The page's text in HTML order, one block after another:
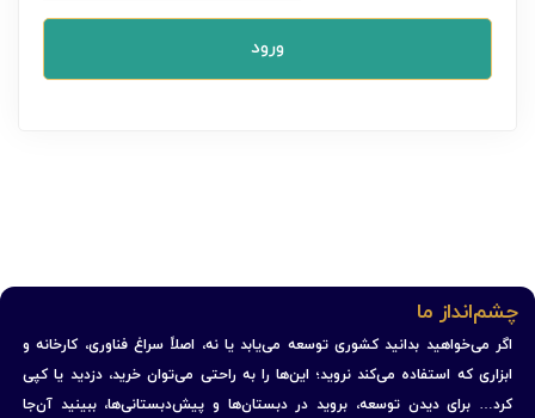
ورود
چشم‌انداز ما
اگر می‌خواهید بدانید کشوری توسعه می‌یابد یا نه، اصلاً سراغ فناوری، کارخانه و
ابزاری که استفاده می‌کند نروید؛ این‌ها را به راحتی می‌توان خرید، دزدید یا کپی
کرد… برای دیدن توسعه، بروید در دبستان‌ها و پیش‌دبستانی‌ها، ببینید آن‌جا